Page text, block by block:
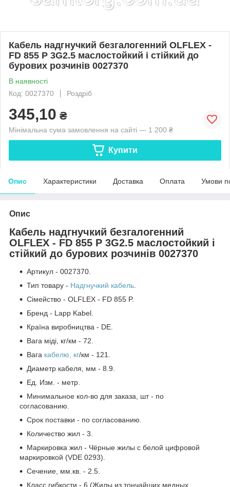
Кабель надгнучкий безгалогенний OLFLEX -
FD 855 P 3G2.5 маслостойкий і стійкий до
бурових розчинів 0027370
В наявності
Код: 0027370
Роздріб
345,10 ₴
Мінімальна сума замовлення на сайті — 1 200 ₴
Купити
Опис Характеристики Доставка Оплата Умови
Опис
Кабель надгнучкий безгалогенний
OLFLEX - FD 855 P 3G2.5 маслостойкий і
стійкий до бурових розчинів 0027370
Артикул - 0027370.
Тип товару - Надгнучкий кабель.
Сімейство - OLFLEX - FD 855 P.
Бренд - Lapp Kabel.
Країна виробництва - DE.
Вага міді, кг/км - 72.
Вага кабелю, кг/км - 121.
Диаметр кабеля, мм - 8.9.
Ед. Изм. - метр.
Минимальное кол-во для заказа, шт - по
согласованию.
Срок поставки - по согласованию.
Количество жил - 3.
Маркировка жил - Чёрные жилы с белой цифровой
маркировкой (VDE 0293).
Сечение, мм.кв. - 2.5.
Класс гибкости - 6 (Жилы из тончайших медных